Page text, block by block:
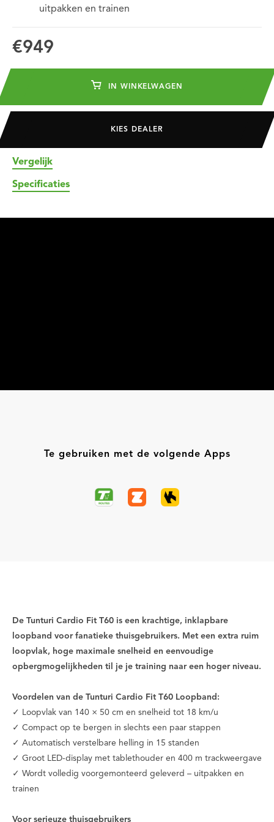
uitpakken en trainen
€949
IN WINKELWAGEN
KIES DEALER
Vergelijk
Specificaties
Te gebruiken met de volgende Apps
De Tunturi Cardio Fit T60 is een krachtige, inklapbare
loopband voor fanatieke thuisgebruikers. Met een extra ruim
loopvlak, hoge maximale snelheid en eenvoudige
opbergmogelijkheden til je je training naar een hoger niveau.
Voordelen van de Tunturi Cardio Fit T60 Loopband:
✓ Loopvlak van 140 × 50 cm en snelheid tot 18 km/u
✓ Compact op te bergen in slechts een paar stappen
✓ Automatisch verstelbare helling in 15 standen
✓ Groot LED-display met tablethouder en 400 m trackweergave
✓ Wordt volledig voorgemonteerd geleverd – uitpakken en
trainen
Voor serieuze thuisgebruikers